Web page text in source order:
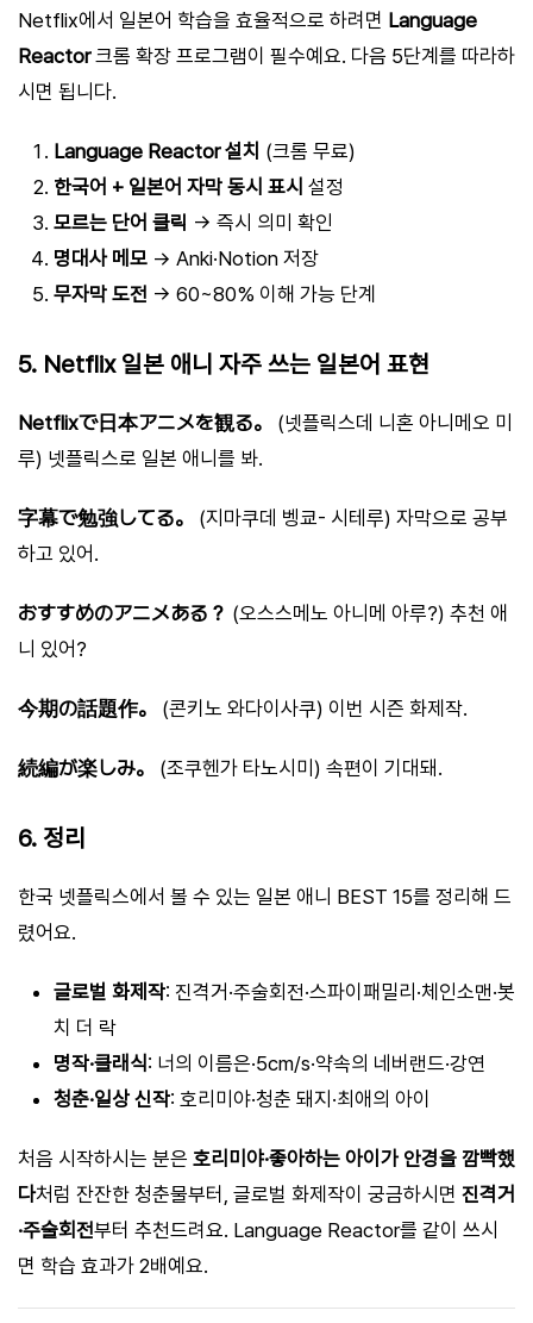
Netflix에서 일본어 학습을 효율적으로 하려면 Language
Reactor크롬 확장 프로그램이 필수예요. 다음 5단계를 따라하
시면 됩니다.
Language Reactor 설치 (크롬 무료)
한국어 + 일본어 자막 동시 표시 설정
모르는 단어 클릭 → 즉시 의미 확인
명대사 메모 → Anki·Notion 저장
무자막 도전 → 60~80% 이해 가능 단계
5. Netflix 일본 애니 자주 쓰는 일본어 표현
Netflixで日本アニメを観る。
(넷플릭스데 니혼 아니메오 미
루) 넷플릭스로 일본 애니를 봐.
字幕で勉強してる。
(지마쿠데 벵쿄- 시테루) 자막으로 공부
하고 있어.
おすすめのアニメある？ (오스스메노 아니메 아루?) 추천 애
니 있어?
今期の話題作。 (콘키노 와다이사쿠) 이번 시즌 화제작.
続編が楽しみ。 (조쿠헨가 타노시미) 속편이 기대돼.
6. 정리
한국 넷플릭스에서 볼 수 있는 일본 애니 BEST 15를 정리해 드
렸어요.
글로벌 화제작: 진격거·주술회전·스파이패밀리·체인소맨·봇
치 더 락
명작·클래식 : 너의 이름은·5cm/s·약속의 네버랜드·강연
청춘·일상 신작: 호리미야·청춘 돼지·최애의 아이
처음 시작하시는 분은 호리미야·좋아하는 아이가 안경을 깜빡했
다처럼 잔잔한 청춘물부터, 글로벌 화제작이 궁금하시면 진격거
·주술회전부터 추천드려요. Language Reactor를 같이 쓰시
면 학습 효과가 2배예요.